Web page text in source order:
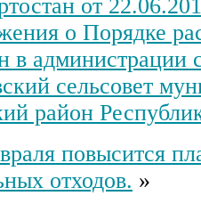
от
о Порядке
в администрации
сельсовет
район
повысится
отходов. »